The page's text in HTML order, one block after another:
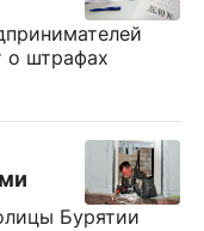
о штрафах
Бурятии